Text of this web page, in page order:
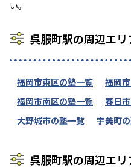
い。
呉服町駅の周辺エ
福岡市東区の塾一覧
福岡
福岡市南区の塾一覧
春日
大野城市の塾一覧
宇美町
呉服町駅の周辺エ